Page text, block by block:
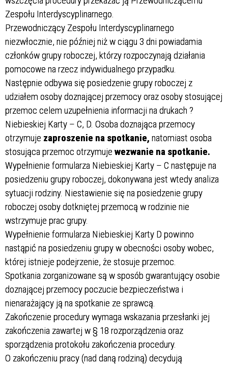
Zespołu Interdyscyplinarnego.
Przewodniczący Zespołu Interdyscyplinarnego
niezwłocznie, nie później niż w ciągu 3 dni powiadamia
członków grupy roboczej, którzy rozpoczynają działania
pomocowe na rzecz indywidualnego przypadku.
Następnie odbywa się posiedzenie grupy roboczej z
udziałem osoby doznającej przemocy oraz osoby stosującej
przemoc celem uzupełnienia informacji na drukach ?
Niebieskiej Karty – C, D. Osoba doznająca przemocy
otrzymuje zaproszenie na spotkanie, natomiast osoba
stosująca przemoc otrzymuje wezwanie na spotkanie.
Wypełnienie formularza Niebieskiej Karty – C następuje na
posiedzeniu grupy roboczej, dokonywana jest wtedy analiza
sytuacji rodziny. Niestawienie się na posiedzenie grupy
roboczej osoby dotkniętej przemocą w rodzinie nie
wstrzymuje prac grupy.
Wypełnienie formularza Niebieskiej Karty D powinno
nastąpić na posiedzeniu grupy w obecności osoby wobec,
której istnieje podejrzenie, że stosuje przemoc.
Spotkania zorganizowane są w sposób gwarantujący osobie
doznającej przemocy poczucie bezpieczeństwa i
nienarażający ją na spotkanie ze sprawcą.
Zakończenie procedury wymaga wskazania przesłanki jej
zakończenia zawartej w § 18 rozporządzenia oraz
sporządzenia protokołu zakończenia procedury.
O zakończeniu pracy (nad daną rodziną) decydują